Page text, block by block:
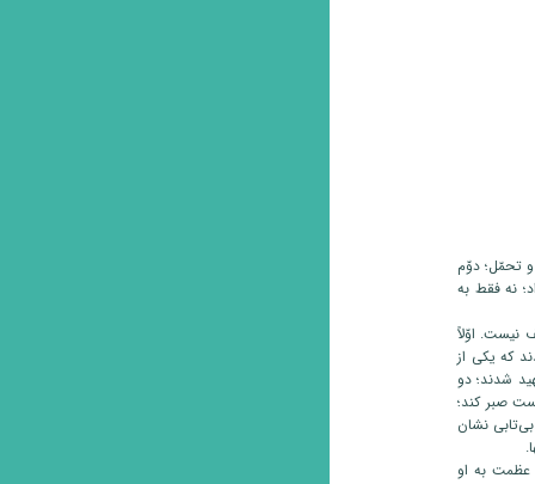
و تحمّل؛ دوّم
نه فقط به
نیست. اوّلاً
که یکی از
شدند؛ دو
صبر کند؛
نشان
عظمت به او